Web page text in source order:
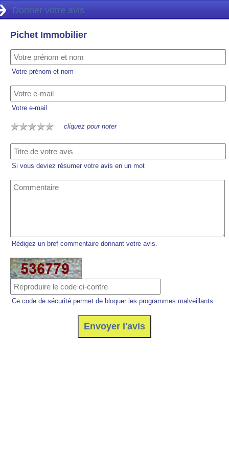
Donner votre avis
Pichet Immobilier
Votre prénom et nom
Votre e-mail
cliquez pour noter
Si vous deviez résumer votre avis en un mot
Rédigez un bref commentaire donnant votre avis.
Ce code de sécurité permet de bloquer les programmes malveillants.